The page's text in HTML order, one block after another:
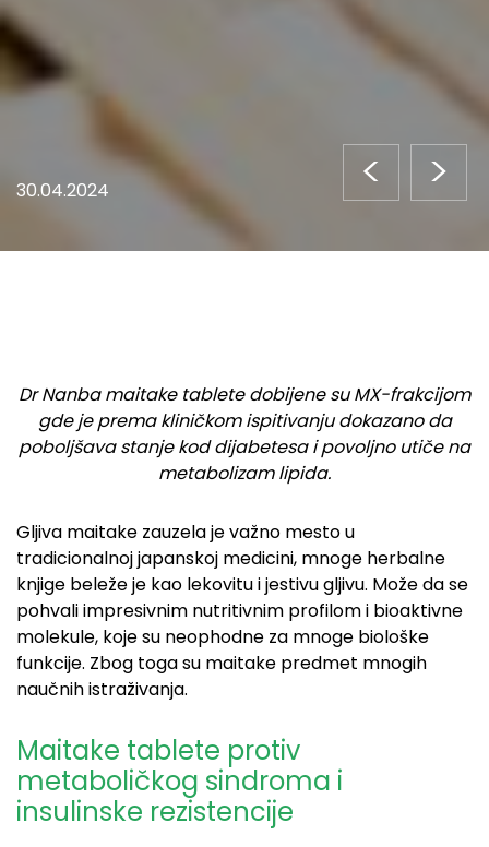
30.04.2024 < >
Dr Nanba maitake tablete dobijene su MX-frakcijom
gde je prema kliničkom ispitivanju dokazano da
poboljšava stanje kod dijabetesa i povoljno utiče na
metabolizam lipida.
Gljiva maitake zauzela je važno mesto u
tradicionalnoj japanskoj medicini, mnoge herbalne
knjige beleže je kao lekovitu i jestivu gljivu. Može da se
pohvali impresivnim nutritivnim profilom i bioaktivne
molekule, koje su neophodne za mnoge biološke
funkcije. Zbog toga su maitake predmet mnogih
naučnih istraživanja.
Maitake tablete protiv
metaboličkog sindroma i
insulinske rezistencije